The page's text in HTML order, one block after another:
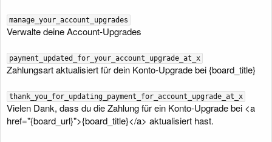
manage_your_account_upgrades
Verwalte deine Account-Upgrades
payment_updated_for_your_account_upgrade_at_x
Zahlungsart aktualisiert für dein Konto-Upgrade bei {board_title}
thank_you_for_updating_payment_for_account_upgrade_at_x
Vielen Dank, dass du die Zahlung für ein Konto-Upgrade bei <a
href="{board_url}">{board_title}</a> aktualisiert hast.